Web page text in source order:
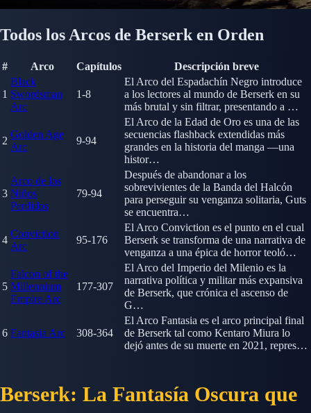
Todos los Arcos de Berserk en Orden
# Arco Capítulos Descripción breve
1
Black
Swordsman
Arc
1-8
El Arco del Espadachín Negro introduce
a los lectores al mundo de Berserk en su
más brutal y sin filtrar, presentando a …
2
Golden Age
Arc
9-94
El Arco de la Edad de Oro es una de las
secuencias flashback extendidas más
grandes en la historia del manga —una
histor…
3
Arco de los
Niños
Perdidos
79-94
Después de abandonar a los
sobrevivientes de la Banda del Halcón
para perseguir su venganza solitaria, Guts
se encuentra…
4
Conviction
Arc
95-176
El Arco Conviction es el punto en el cual
Berserk se transforma de una narrativa de
venganza a una épica de horror teoló…
5
Falcon of the
Millennium
Empire Arc
177-307
El Arco del Imperio del Milenio es la
narrativa política y militar más expansiva
de Berserk, que crónica el ascenso de
G…
6 Fantasia Arc 308-364
El Arco Fantasia es el arco principal final
de Berserk tal como Kentaro Miura lo
dejó antes de su muerte en 2021, repres…
Berserk: La Fantasía Oscura que